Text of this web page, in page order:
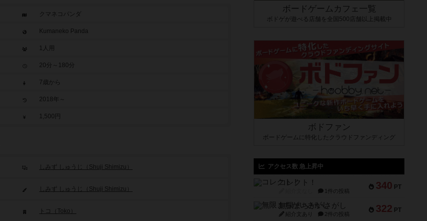
クマネコパンダ
Kumaneko Panda
1人用
20分～180分
7歳から
2018年～
1,500円
しみず しゅうじ（Shuji Shimizu）
しみず しゅうじ（Shuji Shimizu）
トコ（Toko）
ボードゲームカフェ一覧
ボドゲが遊べる店舗を全国500店舗以上掲載中
ボドファン
ボードゲームに特化したクラウドファンディング
アクセス数 急上昇中
340 PT
コレクト！
1件の投稿
322 PT
無限まちがいさがし
紹介文あり 2件の投稿